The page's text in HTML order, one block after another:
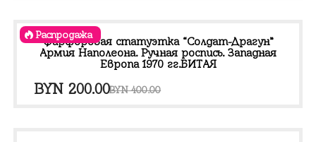
составляла
BYN 400.00.
Распродажа
Фарфоровая статуэтка “Солдат-Драгун”
Армия Наполеона. Ручная роспись. Западная
Европа 1970 гг.БИТАЯ
BYN400.00
Первоначальная
BYN 200.00Текущая